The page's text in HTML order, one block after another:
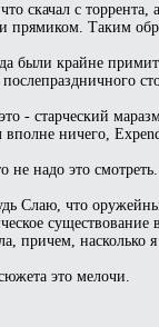
скачал с
Таким
были крайне
- старческий
ничего,
не надо это смотреть.
Слаю, что
причем, насколько
это мелочи.